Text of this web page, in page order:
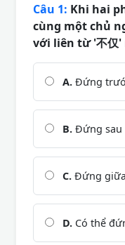
Câu 1: Khi hai
cùng một chủ
với liên từ '不仅
A. Đứng
B. Đứng sau
C. Đứng giữa
D. Có thể